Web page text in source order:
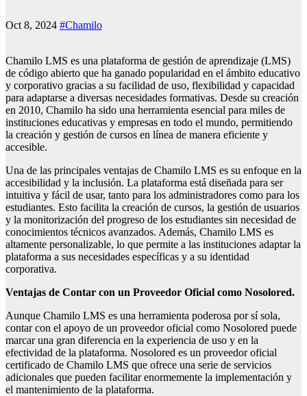
Oct 8, 2024 #Chamilo
Chamilo LMS es una plataforma de gestión de aprendizaje (LMS)
de código abierto que ha ganado popularidad en el ámbito educativo
y corporativo gracias a su facilidad de uso, flexibilidad y capacidad
para adaptarse a diversas necesidades formativas. Desde su creación
en 2010, Chamilo ha sido una herramienta esencial para miles de
instituciones educativas y empresas en todo el mundo, permitiendo
la creación y gestión de cursos en línea de manera eficiente y
accesible.
Una de las principales ventajas de Chamilo LMS es su enfoque en la
accesibilidad y la inclusión. La plataforma está diseñada para ser
intuitiva y fácil de usar, tanto para los administradores como para los
estudiantes. Esto facilita la creación de cursos, la gestión de usuarios
y la monitorización del progreso de los estudiantes sin necesidad de
conocimientos técnicos avanzados. Además, Chamilo LMS es
altamente personalizable, lo que permite a las instituciones adaptar la
plataforma a sus necesidades específicas y a su identidad
corporativa.
Ventajas de Contar con un Proveedor Oficial como Nosolored.
Aunque Chamilo LMS es una herramienta poderosa por sí sola,
contar con el apoyo de un proveedor oficial como Nosolored puede
marcar una gran diferencia en la experiencia de uso y en la
efectividad de la plataforma. Nosolored es un proveedor oficial
certificado de Chamilo LMS que ofrece una serie de servicios
adicionales que pueden facilitar enormemente la implementación y
el mantenimiento de la plataforma.